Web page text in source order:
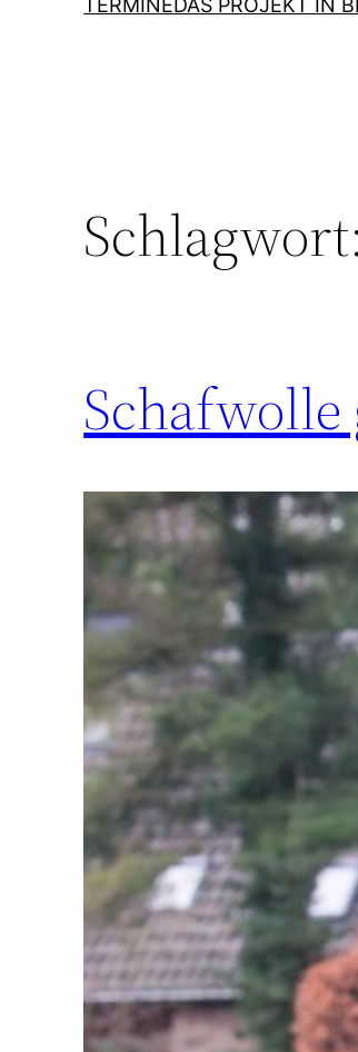
TERMINEDAS PROJEKT IN
Schlagwort: